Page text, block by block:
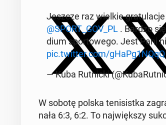
Jeszcze raz wielkie gra­tu­la­cje
@SPORT_GOV_PL. Bardzo
dium spor­to­we­go. Jest Pani
pic.twitter.com/gHaPg1NQqQ
— Kuba Rut­nic­ki
W sobotę polska te­ni­sist­ka
na­ła 6:3, 6:2. To naj­więk­szy